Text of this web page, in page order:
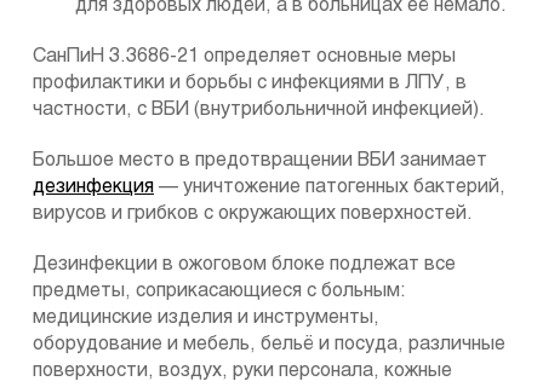
для здоровых людей, а в больницах её немало.
СанПиН 3.3686-21 определяет основные меры
профилактики и борьбы с инфекциями в ЛПУ, в
частности, с ВБИ (внутрибольничной инфекцией).
Большое место в предотвращении ВБИ занимает
дезинфекция — уничтожение патогенных бактерий,
вирусов и грибков с окружающих поверхностей.
Дезинфекции в ожоговом блоке подлежат все
предметы, соприкасающиеся с больным:
медицинские изделия и инструменты,
оборудование и мебель, бельё и посуда, различные
поверхности, воздух, руки персонала, кожные